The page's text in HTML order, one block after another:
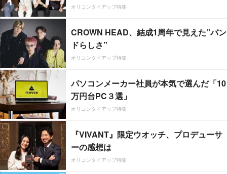
オリコンタイアップ特集
CROWN HEAD、結成1周年で見えた”バン
ドらしさ”
オリコンタイアップ特集
パソコンメーカー社員が本気で選んだ「10
万円台PC３選」
オリコンタイアップ特集
『VIVANT』限定ウオッチ、プロデューサ
ーの感想は
オリコンタイアップ特集